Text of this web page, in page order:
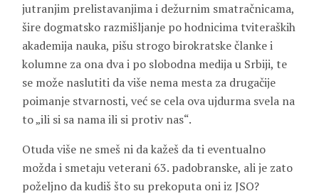
jutranjim prelistavanjima i dežurnim smatračnicama,
šire dogmatsko razmišljanje po hodnicima tviteraških
akademija nauka, pišu strogo birokratske članke i
kolumne za ona dva i po slobodna medija u Srbiji, te
se može naslutiti da više nema mesta za drugačije
poimanje stvarnosti, već se cela ova ujdurma svela na
to „ili si sa nama ili si protiv nas“.
Otuda više ne smeš ni da kažeš da ti eventualno
možda i smetaju veterani 63. padobranske, ali je zato
poželjno da kudiš što su prekoputa oni iz JSO?